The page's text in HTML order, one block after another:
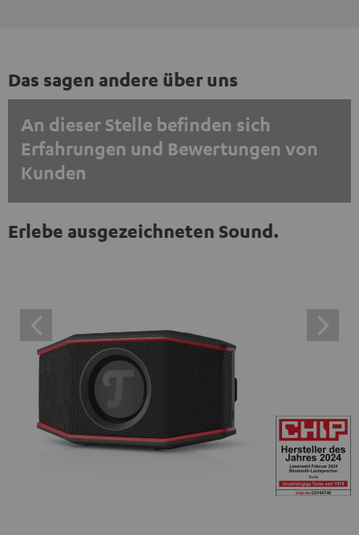
Das sagen andere über uns
An dieser Stelle befinden sich
Erfahrungen und Bewertungen von
Kunden
EINMALIG ZUSTIMMEN UND ANZEIGEN
werden. Mit dem Anklicken des Inhalts wird zugestimmt,
dass externe Inhalte angezeigt werden. Dabei können
personenbezogene Daten an Drittplattformen
übermittelt werden.
Weitere Informationen sind in der
Datenschutzerklärung unter I zu finden
Erlebe ausgezeichneten Sound.